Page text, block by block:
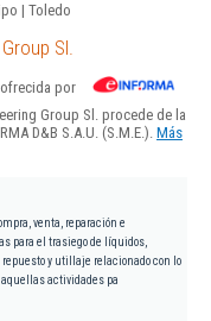
| Toledo
Sl.
por
Group Sl. procede de la
D&B S.A.U. (S.M.E.). Más
venta, reparación e
para el trasiego de líquidos,
y utillaje relacionado con lo
actividades pa